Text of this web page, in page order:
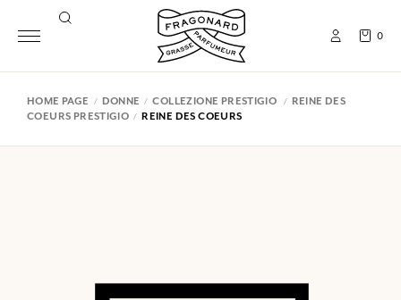
0
HOME PAGE DONNE COLLEZIONE PRESTIGIO
REINE DES
COEURS PRESTIGIO
REINE DES COEURS